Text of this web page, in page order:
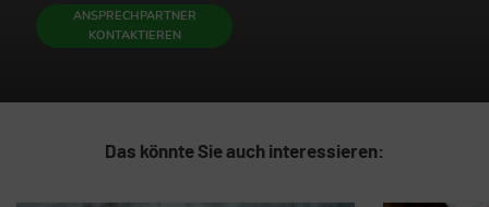
ANSPRECHPARTNER
KONTAKTIEREN
Das könnte Sie auch interessieren: